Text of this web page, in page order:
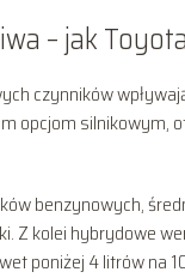
– jak
czynników
opcjom silnikowym,
benzynowych,
Z kolei hybrydowe
poniżej 4 litrów na